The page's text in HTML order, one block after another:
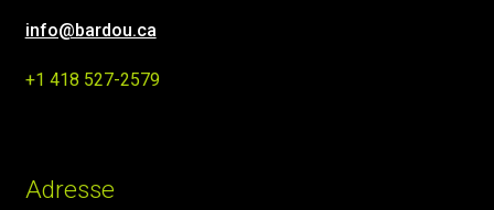
info@bardou.ca
+1 418 527-2579
Adresse